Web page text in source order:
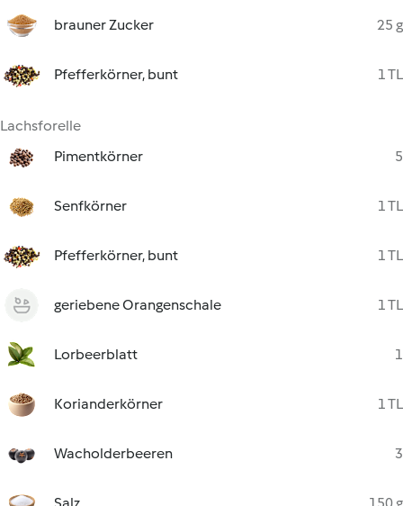
brauner Zucker 25 g
Pfefferkörner, bunt 1 TL
Lachsforelle
Pimentkörner
5
Senfkörner 1 TL
Pfefferkörner, bunt 1 TL
geriebene Orangenschale 1 TL
Lorbeerblatt 1
Korianderkörner 1 TL
Wacholderbeeren 3